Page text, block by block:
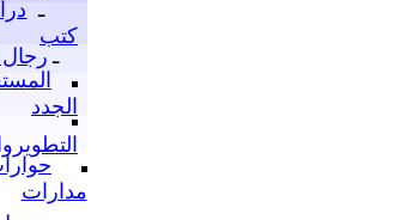
ـ
كتب
ـ
الجدد
مدارات